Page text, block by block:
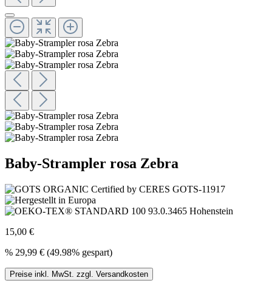
Baby-Strampler rosa Zebra
15,00 €
% 29,99 € (49.98% gespart)
Preise inkl. MwSt. zzgl. Versandkosten